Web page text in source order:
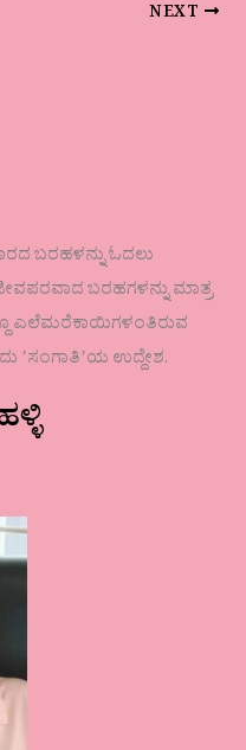
NEXT
ಬರಹಳನ್ನು ಓದಲು
ಬರಹಗಳನ್ನು ಮಾತ್ರ
ಎಲೆಮರೆಕಾಯಿಗಳಂತಿರುವ
ʼಸಂಗಾತಿʼಯ ಉದ್ದೇಶ.